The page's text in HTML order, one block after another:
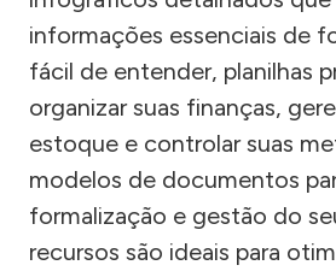
informações essenciais de
fácil de entender, planilhas
organizar suas finanças,
estoque e controlar suas
modelos de documentos
formalização e gestão do
recursos são ideais para